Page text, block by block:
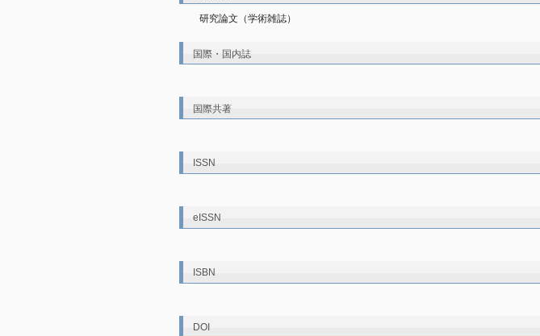
研究論文（学術雑誌）
国際・国内誌
国際共著
ISSN
eISSN
ISBN
DOI